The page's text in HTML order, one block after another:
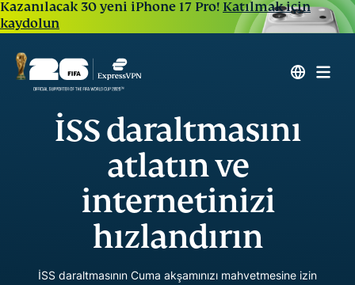
Kazanılacak 30 yeni iPhone 17 Pro! Katılmak için
kaydolun
İSS daraltmasını
atlatın ve
internetinizi
hızlandırın
İSS daraltmasının Cuma akşamınızı mahvetmesine izin